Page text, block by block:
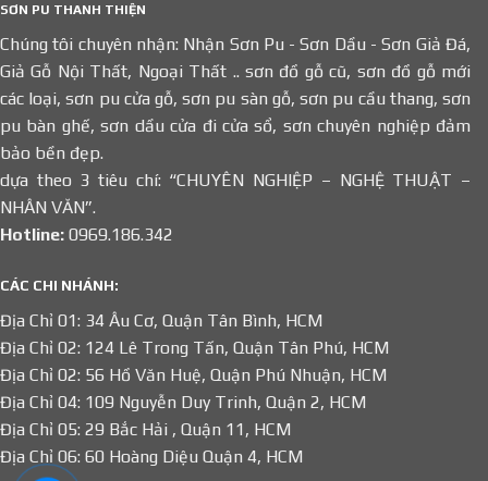
SƠN PU THANH THIỆN
Chúng tôi chuyên nhận: Nhận Sơn Pu - Sơn Dầu - Sơn Giả Đá,
Giả Gỗ Nội Thất, Ngoại Thất .. sơn đồ gỗ cũ, sơn đồ gỗ mới
các loại, sơn pu cửa gỗ, sơn pu sàn gỗ, sơn pu cầu thang, sơn
pu bàn ghế, sơn dầu cửa đi cửa sổ, sơn chuyên nghiệp đảm
bảo bền đẹp.
dựa theo 3 tiêu chí: “CHUYÊN NGHIỆP – NGHỆ THUẬT –
NHÂN VĂN”.
Hotline: 0969.186.342
CÁC CHI NHÁNH:
Địa Chỉ 01: 34 Âu Cơ, Quận Tân Bình, HCM
Địa Chỉ 02: 124 Lê Trong Tấn, Quận Tân Phú, HCM
Địa Chỉ 02: 56 Hồ Văn Huệ, Quận Phú Nhuận, HCM
Địa Chỉ 04: 109 Nguyễn Duy Trinh, Quận 2, HCM
Địa Chỉ 05: 29 Bắc Hải , Quận 11, HCM
Địa Chỉ 06: 60 Hoàng Diệu Quận 4, HCM